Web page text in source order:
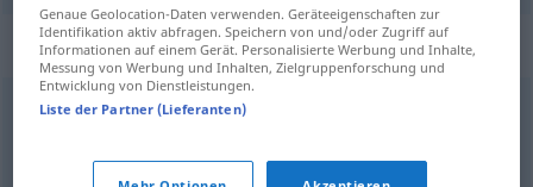
Synonyme für "filia"
Genaue Geolocation-Daten verwenden. Geräteeigenschaften zur
Identifikation aktiv abfragen. Speichern von und/oder Zugriff auf
Informationen auf einem Gerät. Personalisierte Werbung und Inhalte,
Messung von Werbung und Inhalten, Zielgruppenforschung und
Entwicklung von Dienstleistungen.
Liste der Partner (Lieferanten)